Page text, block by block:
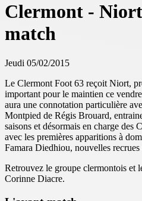
Clermont -
match
Jeudi 05/02/2015
Le Clermont Foot 63 reçoit Niort,
important pour le maintien ce
aura une connotation particulière
Montpied de Régis Brouard,
saisons et désormais en charge des
avec les premières apparitions à
Famara Diedhiou, nouvelles recrues
Retrouvez le groupe clermontois et
Corinne Diacre.